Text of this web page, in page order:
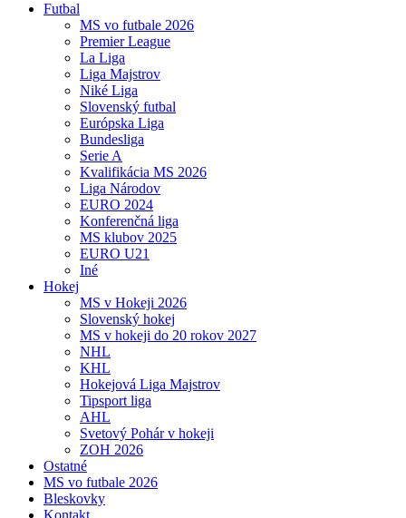
Futbal
MS vo futbale 2026
Premier League
La Liga
Liga Majstrov
Niké Liga
Slovenský futbal
Európska Liga
Bundesliga
Serie A
Kvalifikácia MS 2026
Liga Národov
EURO 2024
Konferenčná liga
MS klubov 2025
EURO U21
Iné
Hokej
MS v Hokeji 2026
Slovenský hokej
MS v hokeji do 20 rokov 2027
NHL
KHL
Hokejová Liga Majstrov
Tipsport liga
AHL
Svetový Pohár v hokeji
ZOH 2026
Ostatné
MS vo futbale 2026
Bleskovky
Kontakt